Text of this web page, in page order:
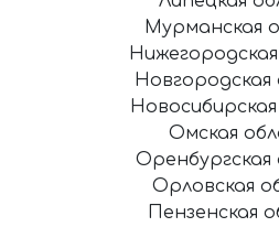
Мурманская
Новгородская
Омская
Оренбургская
Орловская
Пензенская